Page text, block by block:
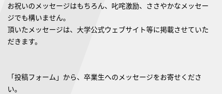
お祝いのメッセージはもちろん、叱咤激励、ささやかなメッセー
ジでも構いません。
頂いたメッセージは、大学公式ウェブサイト等に掲載させていた
だきます。
「投稿フォーム」から、卒業生へのメッセージをお寄せくださ
い。